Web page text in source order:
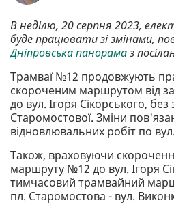
В неділю, 20 серпня 2023,
буде працювати зі змінами,
Дніпровська панорамаз
Трамваї №12 продовжують
скороченим маршрутом від
до вул. Ігоря Сікорського, без
Старомостової. Зміни
відновлювальних робіт по
Також, враховуючи
маршруту №12 до вул. Ігоря
тимчасовий трамвайний
пл. Старомостова - вул.